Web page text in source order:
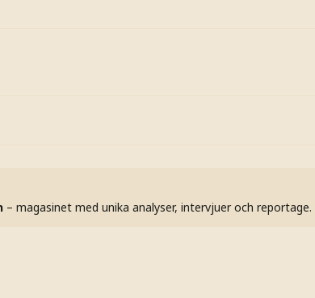
– magasinet med unika analyser, intervjuer och reportage.